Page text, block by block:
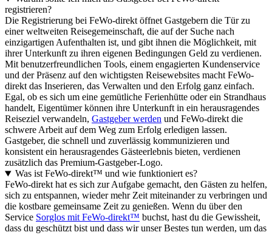
registrieren?
Die Registrierung bei FeWo-direkt öffnet Gastgebern die Tür zu
einer weltweiten Reisegemeinschaft, die auf der Suche nach
einzigartigen Aufenthalten ist, und gibt ihnen die Möglichkeit, mit
ihrer Unterkunft zu ihren eigenen Bedingungen Geld zu verdienen.
Mit benutzerfreundlichen Tools, einem engagierten Kundenservice
und der Präsenz auf den wichtigsten Reisewebsites macht FeWo-
direkt das Inserieren, das Verwalten und den Erfolg ganz einfach.
Egal, ob es sich um eine gemütliche Ferienhütte oder ein Strandhaus
handelt, Eigentümer können ihre Unterkunft in ein herausragendes
Reiseziel verwandeln, Gastgeber werden und FeWo-direkt die
schwere Arbeit auf dem Weg zum Erfolg erledigen lassen.
Gastgeber, die schnell und zuverlässig kommunizieren und
konsistent ein herausragendes Gästeerlebnis bieten, verdienen
zusätzlich das Premium-Gastgeber-Logo.
Was ist FeWo-direkt™ und wie funktioniert es?
FeWo-direkt hat es sich zur Aufgabe gemacht, den Gästen zu helfen,
sich zu entspannen, wieder mehr Zeit miteinander zu verbringen und
die kostbare gemeinsame Zeit zu genießen. Wenn du über den
Service Sorglos mit FeWo-direkt™ buchst, hast du die Gewissheit,
dass du geschützt bist und dass wir unser Bestes tun werden, um das